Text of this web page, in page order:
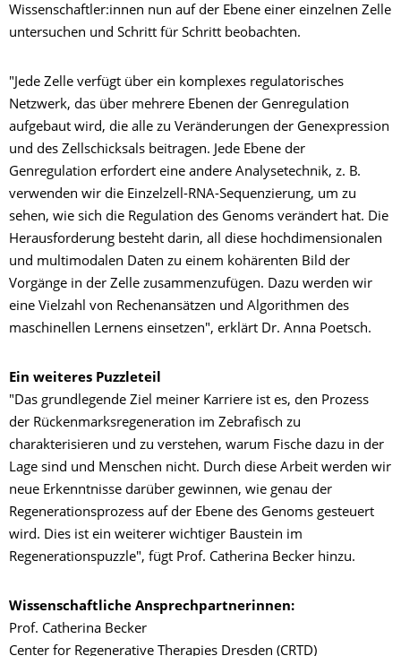
Wissenschaftler:innen nun auf der Ebene einer einzelnen Zelle
untersuchen und Schritt für Schritt beobachten.
"Jede Zelle verfügt über ein komplexes regulatorisches
Netzwerk, das über mehrere Ebenen der Genregulation
aufgebaut wird, die alle zu Veränderungen der Genexpression
und des Zellschicksals beitragen. Jede Ebene der
Genregulation erfordert eine andere Analysetechnik, z. B.
verwenden wir die Einzelzell-RNA-Sequenzierung, um zu
sehen, wie sich die Regulation des Genoms verändert hat. Die
Herausforderung besteht darin, all diese hochdimensionalen
und multimodalen Daten zu einem kohärenten Bild der
Vorgänge in der Zelle zusammenzufügen. Dazu werden wir
eine Vielzahl von Rechenansätzen und Algorithmen des
maschinellen Lernens einsetzen", erklärt Dr. Anna Poetsch.
Ein weiteres Puzzleteil
"Das grundlegende Ziel meiner Karriere ist es, den Prozess
der Rückenmarksregeneration im Zebrafisch zu
charakterisieren und zu verstehen, warum Fische dazu in der
Lage sind und Menschen nicht. Durch diese Arbeit werden wir
neue Erkenntnisse darüber gewinnen, wie genau der
Regenerationsprozess auf der Ebene des Genoms gesteuert
wird. Dies ist ein weiterer wichtiger Baustein im
Regenerationspuzzle", fügt Prof. Catherina Becker hinzu.
Wissenschaftliche Ansprechpartnerinnen:
Prof. Catherina Becker
Center for Regenerative Therapies Dresden (CRTD)